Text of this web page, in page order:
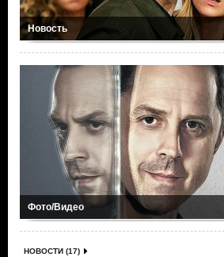
Новость
Фото/Видео
НОВОСТИ (17)